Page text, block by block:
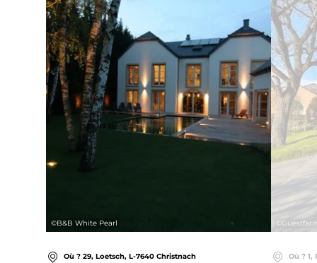
©B&B White Pearl
Où ? 29, Loetsch, L-7640 Christnach
©
Où ? 1,